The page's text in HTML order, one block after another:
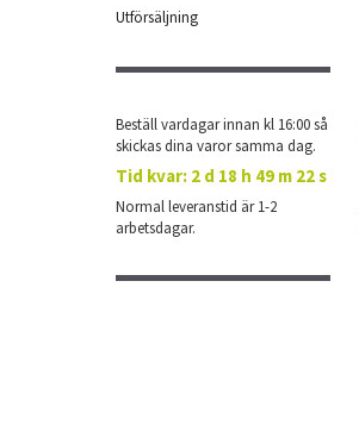
Utförsäljning
Beställ vardagar innan kl 16:00 så
skickas dina varor samma dag.
Tid kvar: 2 d 18 h 49 m 21 s
Normal leveranstid är 1-2
arbetsdagar.